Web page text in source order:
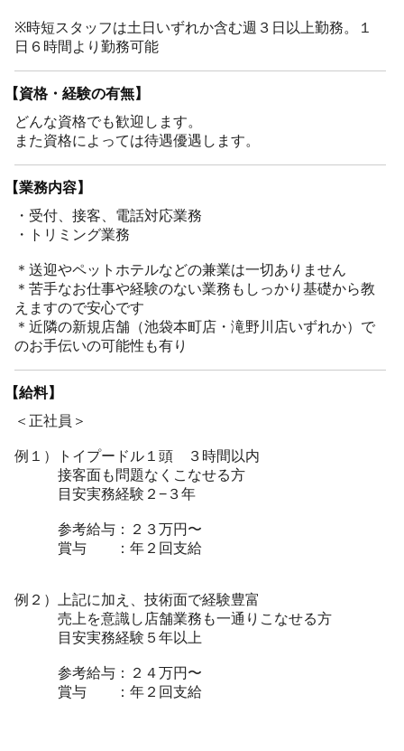
※時短スタッフは土日いずれか含む週３日以上勤務。１
日６時間より勤務可能
【資格・経験の有無】
どんな資格でも歓迎します。
また資格によっては待遇優遇します。
【業務内容】
・受付、接客、電話対応業務
・トリミング業務
＊送迎やペットホテルなどの兼業は一切ありません
＊苦手なお仕事や経験のない業務もしっかり基礎から教
えますので安心です
＊近隣の新規店舗（池袋本町店・滝野川店いずれか）で
のお手伝いの可能性も有り
【給料】
＜正社員＞
例１）トイプードル１頭 ３時間以内
接客面も問題なくこなせる方
目安実務経験２−３年
参考給与：２３万円〜
賞与 ：年２回支給
例２）上記に加え、技術面で経験豊富
売上を意識し店舗業務も一通りこなせる方
目安実務経験５年以上
参考給与：２４万円〜
賞与 ：年２回支給